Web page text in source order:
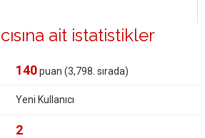
ait istatistikler
140puan (3,798 . sırada)
Yeni Kullanıcı
2